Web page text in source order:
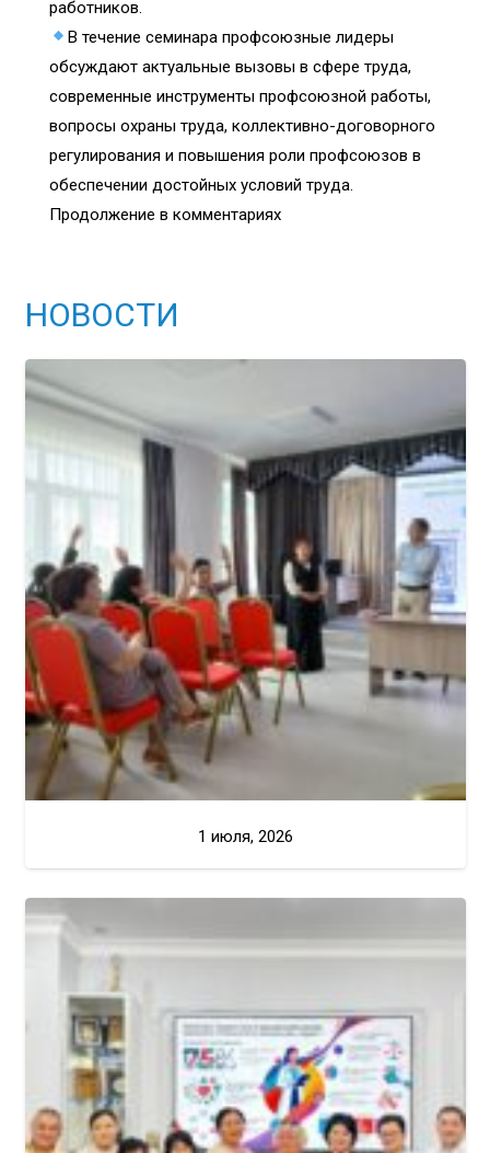
работников.
В течение семинара профсоюзные лидеры
обсуждают актуальные вызовы в сфере труда,
современные инструменты профсоюзной работы,
вопросы охраны труда, коллективно-договорного
регулирования и повышения роли профсоюзов в
обеспечении достойных условий труда.
Продолжение в комментариях
НОВОСТИ
1 июля, 2026